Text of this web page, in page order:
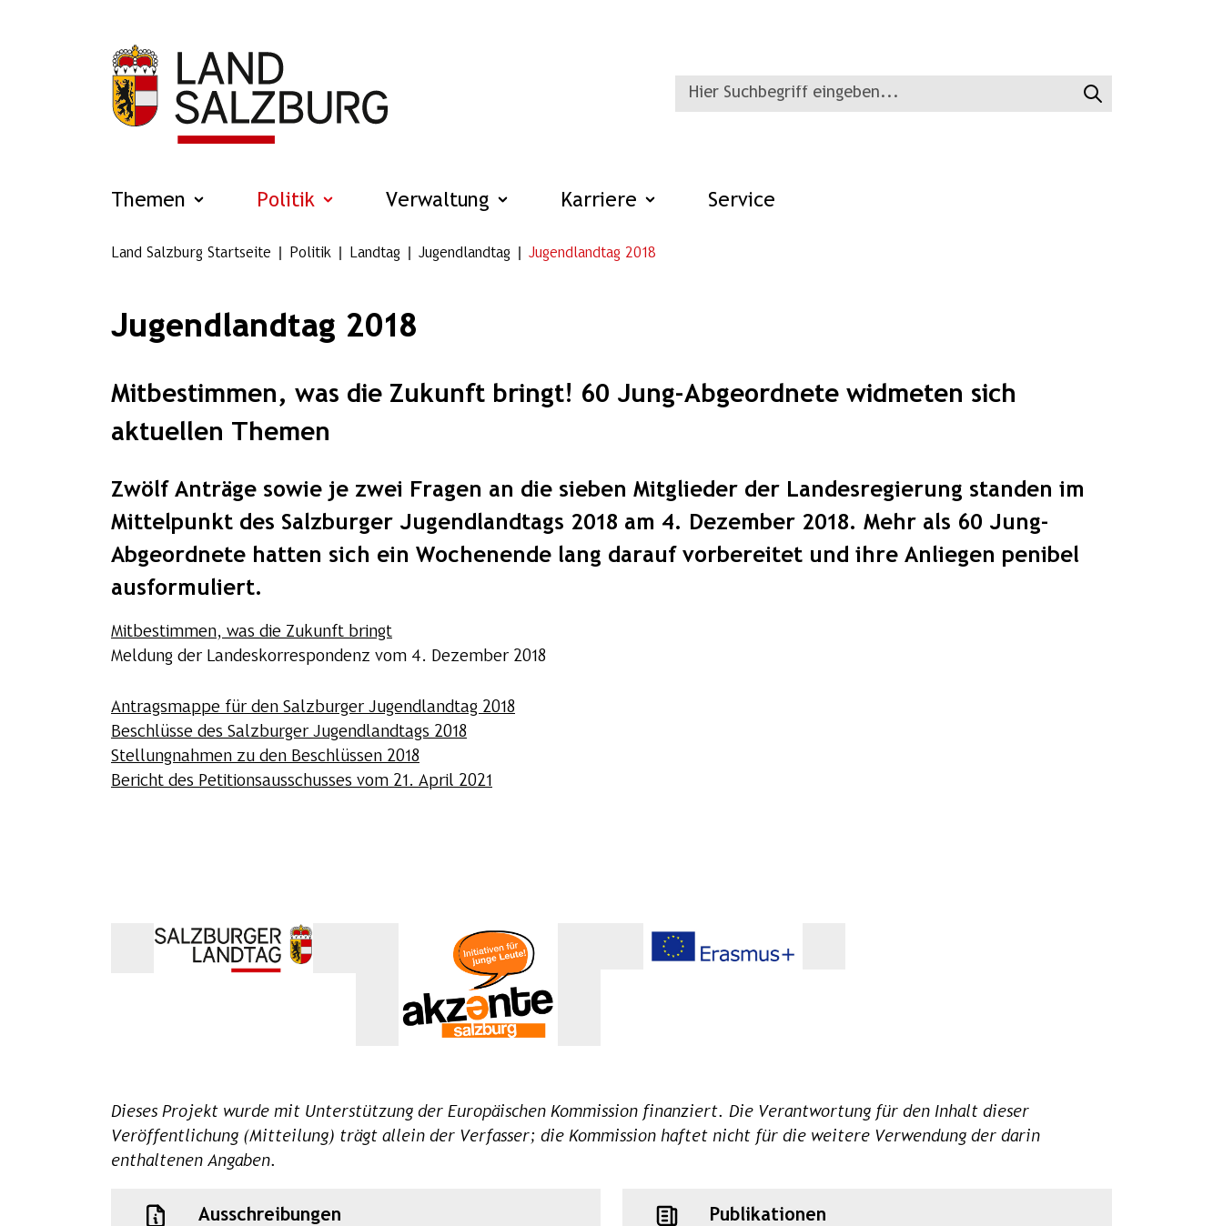
Suchen
Themen Politik Verwaltung Karriere Service
Land Salzburg Startseite Politik Landtag Jugendlandtag Jugendlandtag 2018
Jugendlandtag 2018
Mitbestimmen, was die Zukunft bringt! 60 Jung-Abgeordnete widmeten sich
aktuellen Themen
Zwölf Anträge sowie je zwei Fragen an die sieben Mitglieder der Landesregierung standen im
Mittelpunkt des Salzburger Jugendlandtags 2018 am 4. Dezember 2018. Mehr als 60 Jung-
Abgeordnete hatten sich ein Wochenende lang darauf vorbereitet und ihre Anliegen penibel
ausformuliert.
Mitbestimmen, was die Zukunft bringt
Meldung der Landeskorrespondenz vom 4. Dezember 2018
Antragsmappe für den Salzburger Jugendlandtag 2018
Beschlüsse des Salzburger Jugendlandtags 2018
Stellungnahmen zu den Beschlüssen 2018
Bericht des Petitionsausschusses vom 21. April 2021
Dieses Projekt wurde mit Unterstützung der Europäischen Kommission finanziert. Die Verantwortung für den Inhalt dieser
Veröffentlichung (Mitteilung) trägt allein der Verfasser; die Kommission haftet nicht für die weitere Verwendung der darin
enthaltenen Angaben.
Ausschreibungen Publikationen